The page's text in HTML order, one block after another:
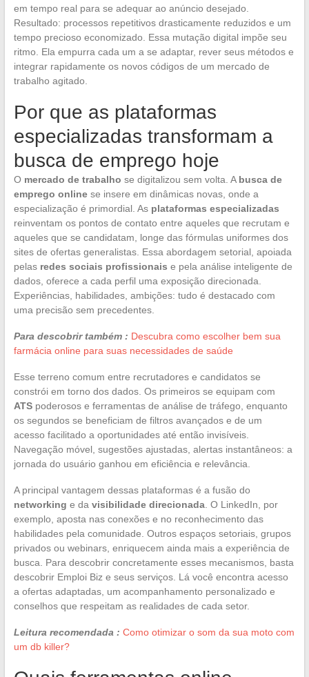
em tempo real para se adequar ao anúncio desejado.
Resultado: processos repetitivos drasticamente reduzidos e um
tempo precioso economizado. Essa mutação digital impõe seu
ritmo. Ela empurra cada um a se adaptar, rever seus métodos e
integrar rapidamente os novos códigos de um mercado de
trabalho agitado.
Por que as plataformas
especializadas transformam a
busca de emprego hoje
O mercado de trabalho se digitalizou sem volta. A busca de
emprego onlinese insere em dinâmicas novas, onde a
especialização é primordial. As plataformas especializadas
reinventam os pontos de contato entre aqueles que recrutam e
aqueles que se candidatam, longe das fórmulas uniformes dos
sites de ofertas generalistas. Essa abordagem setorial, apoiada
pelas redes sociais profissionais e pela análise inteligente de
dados, oferece a cada perfil uma exposição direcionada.
Experiências, habilidades, ambições: tudo é destacado com
uma precisão sem precedentes.
Para descobrir também : Descubra como escolher bem sua
farmácia online para suas necessidades de saúde
Esse terreno comum entre recrutadores e candidatos se
constrói em torno dos dados. Os primeiros se equipam com
ATSpoderosos e ferramentas de análise de tráfego, enquanto
os segundos se beneficiam de filtros avançados e de um
acesso facilitado a oportunidades até então invisíveis.
Navegação móvel, sugestões ajustadas, alertas instantâneos: a
jornada do usuário ganhou em eficiência e relevância.
A principal vantagem dessas plataformas é a fusão do
networking e da visibilidade direcionada. O LinkedIn, por
exemplo, aposta nas conexões e no reconhecimento das
habilidades pela comunidade. Outros espaços setoriais, grupos
privados ou webinars, enriquecem ainda mais a experiência de
busca. Para descobrir concretamente esses mecanismos, basta
descobrir Emploi Biz e seus serviços. Lá você encontra acesso
a ofertas adaptadas, um acompanhamento personalizado e
conselhos que respeitam as realidades de cada setor.
Leitura recomendada : Como otimizar o som da sua moto com
um db killer?